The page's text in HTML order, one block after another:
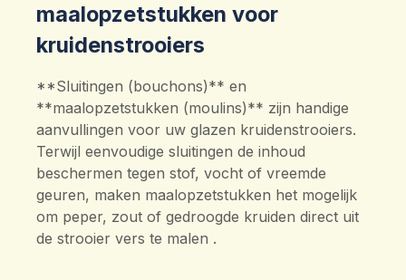
maalopzetstukken voor
kruidenstrooiers
**Sluitingen (bouchons)** en
**maalopzetstukken (moulins)** zijn handige
aanvullingen voor uw glazen kruidenstrooiers.
Terwijl eenvoudige sluitingen de inhoud
beschermen tegen stof, vocht of vreemde
geuren, maken maalopzetstukken het mogelijk
om peper, zout of gedroogde kruiden direct uit
de strooier vers te malen .